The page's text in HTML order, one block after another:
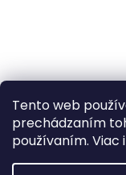
Tento web
prechádzaním
používaním.